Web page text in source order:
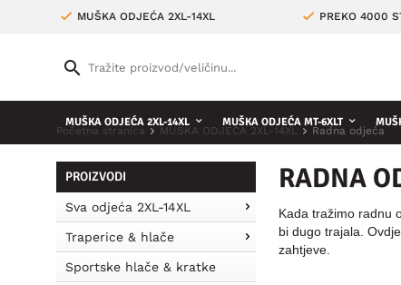
MUŠKA ODJEĆA 2XL-14XL PREKO 4000
MUŠKA ODJEĆA 2XL-14XL MUŠKA ODJEĆA MT-6XLT
Početna stranica MUŠKA ODJEĆA 2XL-14XL Radna odjeća
PROIZVODI
Sva odjeća 2XL-14XL
Traperice & hlače
Sportske hlače & kratke
RADNA
Kada tražimo radnu
bi dugo trajala.
zahtjeve.